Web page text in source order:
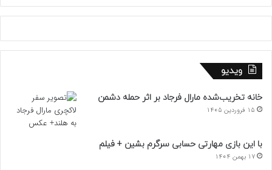
ویدیو
خانه تخریب‌شده مارال فرجاد بر اثر حمله دشمن
15 فروردین 1405
با این بازی مهارتی حسابی سرگرم بشین + فیلم
17 بهمن 1404